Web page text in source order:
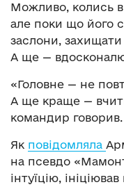
Можливо, колись
але поки що його
заслони, захищати
А ще —
«Головне — не
А ще краще —
командир
Як повідомляла
на псевдо
інтуїцію,